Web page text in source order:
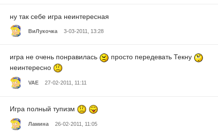
ну так себе игра неинтересная
ВиЛукочка 3-03-2011, 13:28
игра не очень понравилась
просто передевать Текну
неинтересно
VAE 27-02-2011, 11:11
Игра полный тупизм
Ламина 26-02-2011, 11:05